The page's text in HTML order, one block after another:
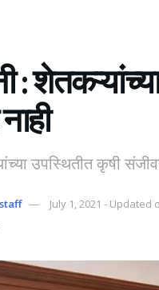
:
उपस्थितीत कृषी
July 1, 2021 - Updated